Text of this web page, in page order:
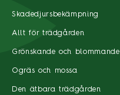
Skadedjursbekämpning
Allt för trädgården
Grönskande och blommande
Ogräs och mossa
Den ätbara trädgården